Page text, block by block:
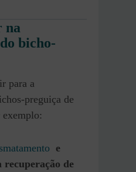
na
bicho-
para a
preguiça de
e
recuperação de